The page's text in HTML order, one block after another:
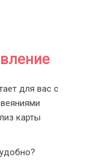
для вас с
карты